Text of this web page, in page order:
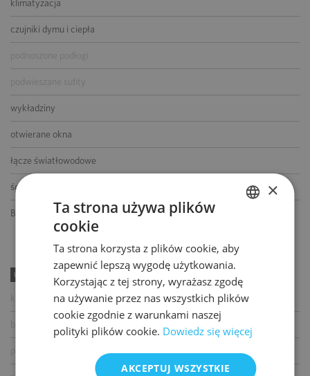
klimatyzacja
czujniki dymu i ciepła
podnoszone podłogi
podwieszane sufity
wykładziny
otwierane okna
łącze światłowodowe
ścianki działowe
BMS
UDOGODNIENIA
ENGLISH
×
Ta strona używa plików
cookie
Ta strona korzysta z plików cookie, aby
zapewnić lepszą wygodę użytkowania.
Korzystając z tej strony, wyrażasz zgodę
na używanie przez nas wszystkich plików
cookie zgodnie z warunkami naszej
polityki plików cookie. Dowiedz się więcej
AKCEPTUJ WSZYSTKIE